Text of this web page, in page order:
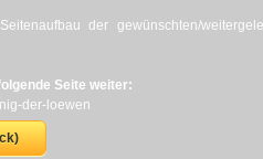
der gewünschten/
Seite weiter:
der-loewen